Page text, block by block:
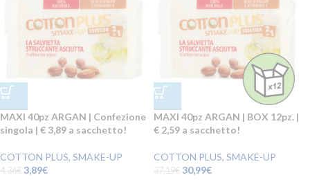
MAXI 40pz ARGAN | Confezione
singola | € 3,89 a sacchetto!
COTTON PLUS, SMAKE-UP
4,36€ 3,89€
MAXI 40pz ARGAN | BOX 12pz. |
€ 2,59 a sacchetto!
COTTON PLUS, SMAKE-UP
37,19€ 30,99€